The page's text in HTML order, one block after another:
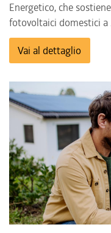
Energetico, che
fotovoltaici domestici a
Vai al dettaglio